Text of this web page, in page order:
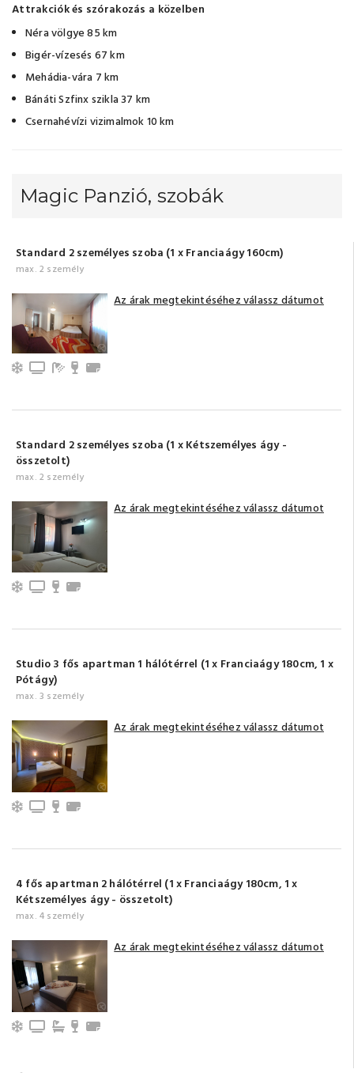
Attrakciók és szórakozás a közelben
Néra völgye 85 km
Bigér-vízesés 67 km
Mehádia-vára 7 km
Bánáti Szfinx szikla 37 km
Csernahévízi vizimalmok 10 km
Magic Panzió, szobák
Standard 2 személyes szoba (1 x Franciaágy 160cm)
max. 2 személy
Légkondicionálás
TV Fürdőszoba tusolóval (saját)
Minibar
Az árak megtekintéséhez válassz dátumot
Standard 2 személyes szoba (1 x Kétszemélyes ágy -
összetolt)
max. 2 személy
Légkondicionálás
TV Minibar
Az árak megtekintéséhez válassz dátumot
Studio 3 fős apartman 1 hálótérrel (1 x Franciaágy 180cm, 1 x
Pótágy)
max. 3 személy
Légkondicionálás
TV Minibar
Az árak megtekintéséhez válassz dátumot
4 fős apartman 2 hálótérrel (1 x Franciaágy 180cm, 1 x
Kétszemélyes ágy - összetolt)
max. 4 személy
Légkondicionálás
TV Fürdőszoba fürdőkáddal (saját)
Minibar
Az árak megtekintéséhez válassz dátumot